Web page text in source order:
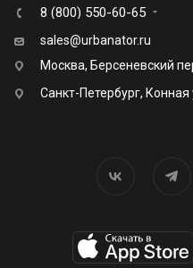
8 (800) 550-60-65
sales@urbanator.ru
Москва, Берсеневский
Санкт-Петербург,